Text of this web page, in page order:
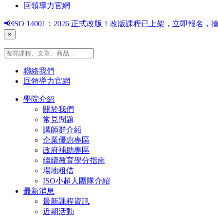
回領導力官網
📢ISO 14001：2026 正式改版！改版課程已上架，立即報名，
×
聯絡我們
回領導力官網
學院介紹
關於我們
常見問題
講師群介紹
企業優惠專區
政府補助專區
繼續教育學分指南
場地租借
ISO小超人團隊介紹
最新消息
最新課程資訊
近期活動